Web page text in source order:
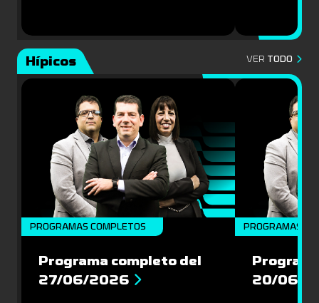
Hípicos VER TODO
PROGRAMAS COMPLETOS
Programa completo del
27/06/2026
PROGRAMAS
20/06/